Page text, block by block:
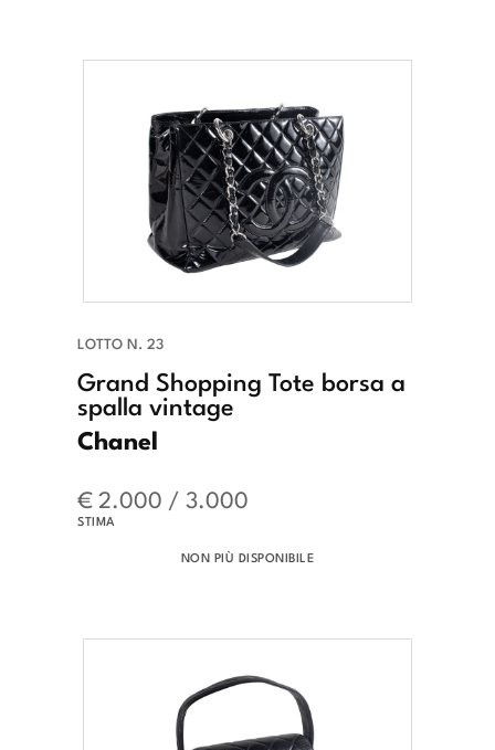
LOTTO N. 23
Chanel
Grand Shopping Tote borsa a
spalla vintage
€ 2.000 / 3.000
STIMA
NON PIÙ DISPONIBILE